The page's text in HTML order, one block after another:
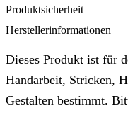
Produktsicherheit
Herstellerinformationen
Dieses Produkt ist für
Handarbeit, Stricken,
Gestalten bestimmt.